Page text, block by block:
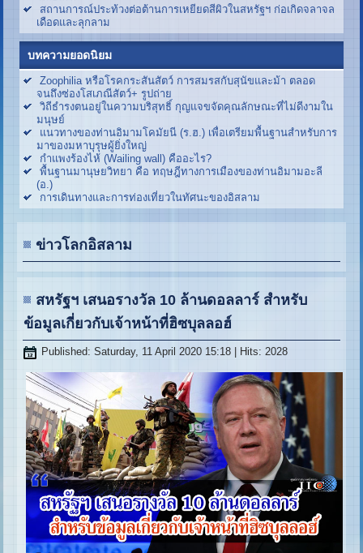
สถานการณ์ประท้วงต่อต้านการเหยียดสีผิวในสหรัฐฯ ก่อเกิดจลาจล
เดือดและลุกลาม
บทความยอดนิยม
Zoophilia หรือโรคกระสันสัตว์ การสมรสกับสุนัขและม้า ตลอด
จนถึงซ่องโสเภณีสัตว์+ รูปถ่าย
วิถีธำรงตนอยู่ในความบริสุทธิ์ กุญแจขจัดคุณลักษณะที่ไม่ดีงามใน
มนุษย์
แนวทางของท่านอิมามโคมัยนี (ร.ฮ.) เพื่อเตรียมพื้นฐานสำหรับการ
มาของมหาบุรุษผู้ยิ่งใหญ่
กำแพงร้องไห้ (Wailing wall) คืออะไร?
พื้นฐานมานุษยวิทยา คือ ทฤษฎีทางการเมืองของท่านอิมามอะลี
(อ.)
การเดินทางและการท่องเที่ยวในทัศนะของอิสลาม
ข่าวโลกอิสลาม
สหรัฐฯ เสนอรางวัล 10 ล้านดอลลาร์ สำหรับ
ข้อมูลเกี่ยวกับเจ้าหน้าที่ฮิซบุลลอฮ์
Published: Saturday, 11 April 2020 15:18 | Hits: 2028